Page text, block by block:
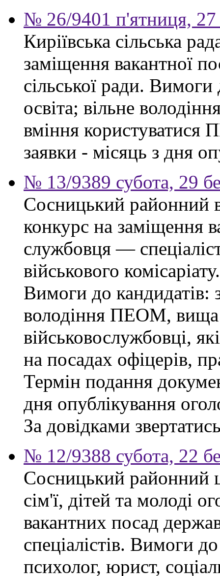
№ 26/9401 п'ятниця, 27
Киріївська сільська
заміщення вакантної
сільської ради.
освіта; вільне
вміння користуватися
заявки - місяць з дня
№ 13/9389 субота, 29
Сосницький районний
конкурс на заміщення
службовця —
військового комісаріату.
Вимоги до кандидатів:
володіння ПЕОМ, вища
військовослужбовці,
на посадах офіцерів,
Термін подання
дня опублікування
За довідками
№ 12/9388 субота, 22
Сосницький районний
сім'ї, дітей та молоді
вакантних посад
спеціалістів. Вимоги
психолог, юрист,